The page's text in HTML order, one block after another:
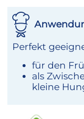
Perfekt
für den
als
kleine